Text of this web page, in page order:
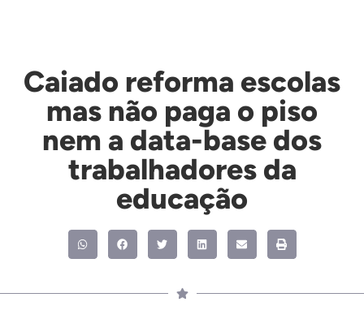
Caiado reforma escolas
mas não paga o piso
nem a data-base dos
trabalhadores da
educação